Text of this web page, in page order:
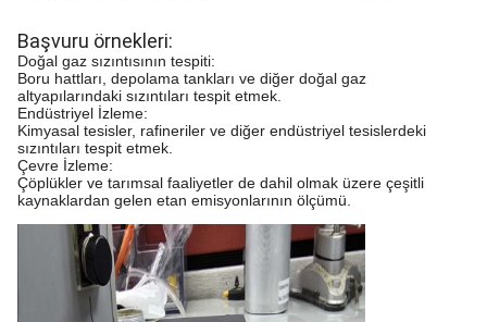
Başvuru örnekleri:
Doğal gaz sızıntısının tespiti:
Boru hattları, depolama tankları ve diğer doğal gaz
altyapılarındaki sızıntıları tespit etmek.
Endüstriyel İzleme:
Kimyasal tesisler, rafineriler ve diğer endüstriyel tesislerdeki
sızıntıları tespit etmek.
Çevre İzleme:
Çöplükler ve tarımsal faaliyetler de dahil olmak üzere çeşitli
kaynaklardan gelen etan emisyonlarının ölçümü.